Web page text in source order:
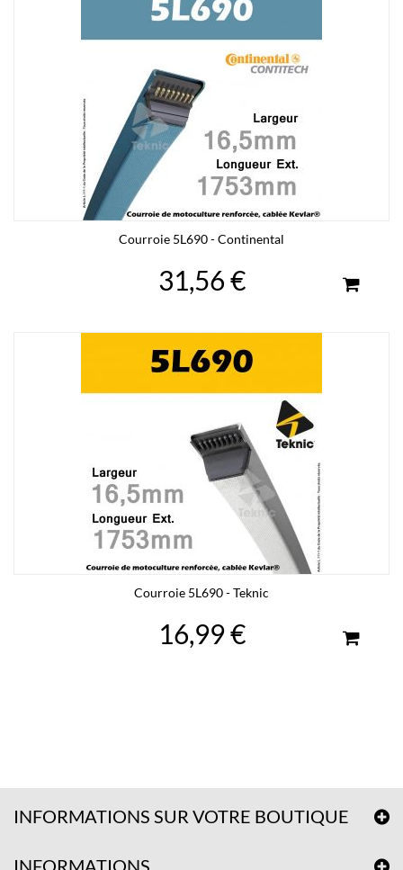
Courroie 5L690 - Continental
31,56 €
Courroie 5L690 - Teknic
16,99 €
INFORMATIONS SUR VOTRE BOUTIQUE
INFORMATIONS